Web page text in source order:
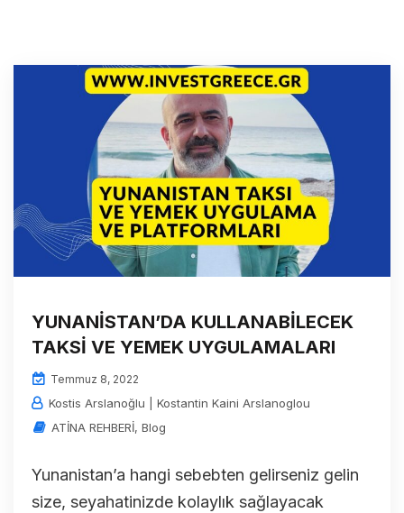
YUNANİSTAN’DA KULLANABİLECEK
TAKSİ VE YEMEK UYGULAMALARI
Temmuz 8, 2022
Kostis Arslanoğlu | Kostantin Kaini Arslanoglou
ATİNA REHBERİ, Blog
Yunanistan’a hangi sebebten gelirseniz gelin
size, seyahatinizde kolaylık sağlayacak